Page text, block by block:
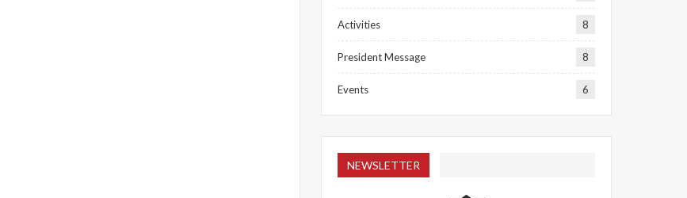
Activities 8
President Message 8
Events 6
NEWSLETTER